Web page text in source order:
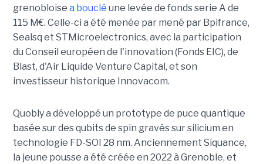
grenobloise a bouclé une levée de fonds serie A de
115 M€. Celle-ci a été menée par mené par Bpifrance,
Sealsq et STMicroelectronics, avec la participation
du Conseil européen de l'innovation (Fonds EIC), de
Blast, d'Air Liquide Venture Capital, et son
investisseur historique Innovacom.
Quobly a développé un prototype de puce quantique
basée sur des qubits de spin gravés sur silicium en
technologie FD-SOI 28 nm. Anciennement Siquance,
la jeune pousse a été créée en 2022 à Grenoble, et